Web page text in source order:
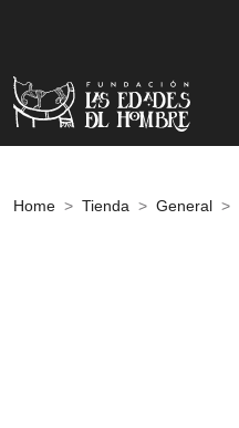
Home Tienda General